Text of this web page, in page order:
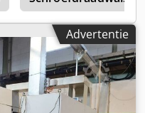
Advertentie